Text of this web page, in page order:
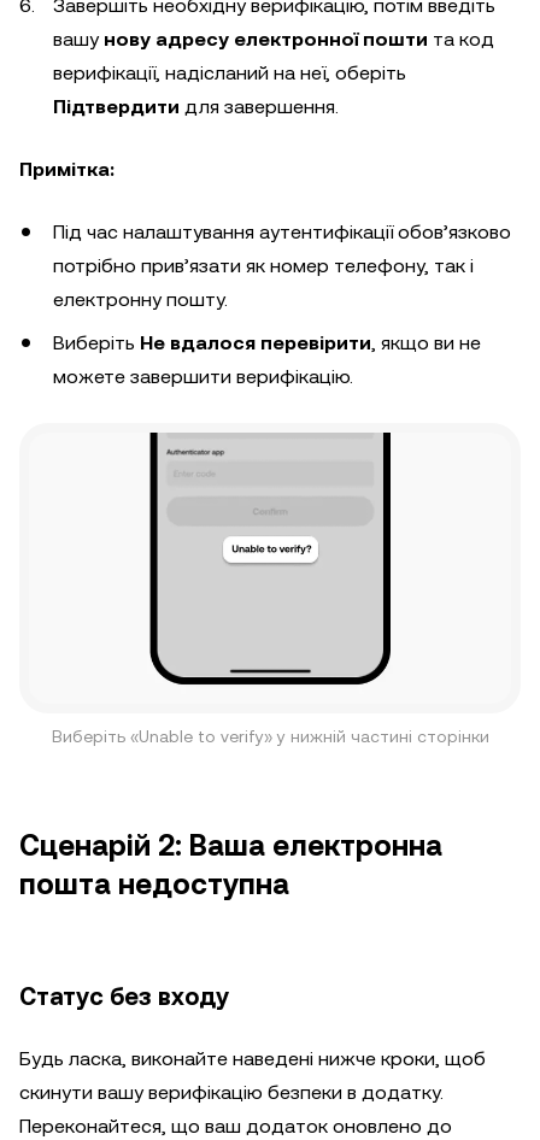
Завершіть необхідну верифікацію, потім введіть
вашу нову адресу електронної пошти та код
верифікації, надісланий на неї, оберіть
Підтвердити для завершення.
Примітка:
Під час налаштування аутентифікації обов’язково
потрібно прив’язати як номер телефону, так і
електронну пошту.
Виберіть Не вдалося перевірити, якщо ви не
можете завершити верифікацію.
Виберіть «Unable to verify» у нижній частині сторінки
Сценарій 2: Ваша електронна
пошта недоступна
Статус без входу
Будь ласка, виконайте наведені нижче кроки, щоб
скинути вашу верифікацію безпеки в додатку.
Переконайтеся, що ваш додаток оновлено до